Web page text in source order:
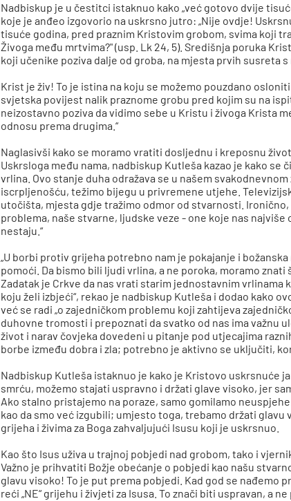
Nadbiskup je u čestitci istaknuo kako „već gotovo dvije
koje je anđeo izgovorio na uskrsno jutro: „Nije ovdje!
tisuće godina, pred praznim Kristovim grobom, svima koji
Živoga među mrtvima?" (usp. Lk 24, 5). Središnja poruka
koji učenike poziva dalje od groba, na mjesta prvih susreta s
Krist je živ! To je istina na koju se možemo pouzdano
svjetska povijest nalik praznome grobu pred kojim su na
neizostavno poziva da vidimo sebe u Kristu i živoga Krista
odnosu prema drugima.“
Naglasivši kako se moramo vratiti dosljednu i kreposnu
Uskrsloga među nama, nadbiskup Kutleša kazao je kako se
vrlina. Ovo stanje duha odražava se u našem
iscrpljenošću, težimo bijegu u privremene utjehe.
utočišta, mjesta gdje tražimo odmor od stvarnosti.
problema, naše stvarne, ljudske veze - one koje nas
nestaju.“
„U borbi protiv grijeha potrebno nam je pokajanje i
pomoći. Da bismo bili ljudi vrlina, a ne poroka, moramo
Zadatak je Crkve da nas vrati starim jednostavnim vrlinama
koju želi izbjeći“, rekao je nadbiskup Kutleša i dodao kako
već se radi „o zajedničkom problemu koji zahtijeva
duhovne tromosti i prepoznati da svatko od nas ima važnu
život i narav čovjeka dovedeni u pitanje pod utjecajima
borbe između dobra i zla; potrebno je aktivno se uključiti,
Nadbiskup Kutleša istaknuo je kako je Kristovo uskrsnuće
smrću, možemo stajati uspravno i držati glave visoko, jer
Ako stalno pristajemo na poraze, samo gomilamo
kao da smo već izgubili; umjesto toga, trebamo držati
grijeha i živima za Boga zahvaljujući Isusu koji je uskrsnuo.
Kao što Isus uživa u trajnoj pobjedi nad grobom, tako i
Važno je prihvatiti Božje obećanje o pobjedi kao našu
glavu visoko! To je put prema pobjedi. Kad god se nađemo
reći „NE“ grijehu i živjeti za Isusa. To znači biti uspravan, a